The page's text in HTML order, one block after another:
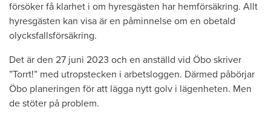
försöker få klarhet i om hyresgästen har hemförsäkring. Allt
hyresgästen kan visa är en påminnelse om en obetald
olycksfallsförsäkring.
Det är den 27 juni 2023 och en anställd vid Öbo skriver
”Torrt!” med utropstecken i arbetsloggen. Därmed påbörjar
Öbo planeringen för att lägga nytt golv i lägenheten. Men
de stöter på problem.